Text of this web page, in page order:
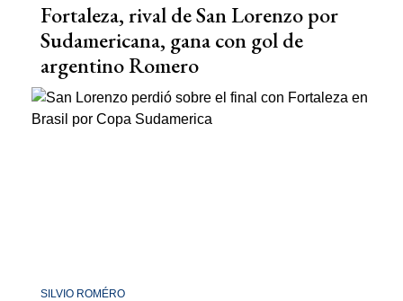
Fortaleza, rival de San Lorenzo por
Sudamericana, gana con gol de
argentino Romero
SILVIO ROMÉRO